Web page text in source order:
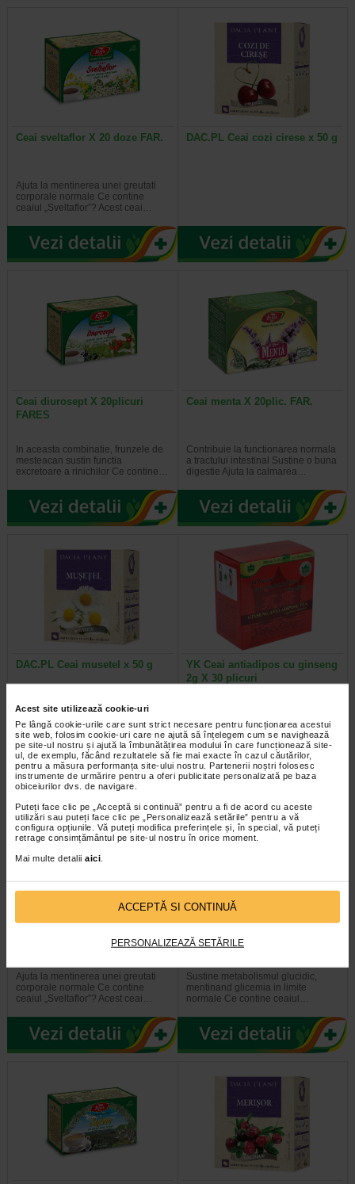
Acest site utilizează cookie-uri
Pe lângă cookie-urile care sunt strict necesare pentru funcționarea acestui
site web, folosim cookie-uri care ne ajută să înțelegem cum se navighează
pe site-ul nostru și ajută la îmbunătățirea modului în care funcționează site-
ul, de exemplu, făcând rezultatele să fie mai exacte în cazul căutărilor,
pentru a măsura performanța site-ului nostru. Partenerii noștri folosesc
instrumente de urmărire pentru a oferi publicitate personalizată pe baza
obiceiurilor dvs. de navigare.
Puteți face clic pe „Acceptă si continuă” pentru a fi de acord cu aceste
utilizări sau puteți face clic pe „Personalizează setările” pentru a vă
configura opțiunile. Vă puteți modifica preferințele și, în special, vă puteți
retrage consimțământul pe site-ul nostru în orice moment.
Mai multe detalii aici
ACCEPTĂ SI CONTINUĂ
PERSONALIZEAZĂ SETĂRILE
Ceai sveltaflor X 20 doze FAR.
Ajuta la mentinerea unei greutati
corporale normale Ce contine
ceaiul „Sveltaflor”? Acest ceai…
DAC.PL Ceai cozi cirese x 50 g
Ceai diurosept X 20plicuri
FARES
In aceasta combinatie, frunzele de
mesteacan sustin functia
excretoare a rinichilor Ce contine…
Ceai menta X 20plic. FAR.
Contribuie la functionarea normala
a tractului intestinal Sustine o buna
digestie Ajuta la calmarea…
DAC.PL Ceai musetel x 50 g
YK Ceai antiadipos cu ginseng
2g X 30 plicuri
Ginseng cu Pu Er Tea (originar din
provincia Yunnan China din anul…
Ajuta la mentinerea unei greutati
corporale normale Ce contine
ceaiul „Sveltaflor”? Acest ceai…
Sustine metabolismul glucidic,
mentinand glicemia in limite
normale Ce contine ceaiul…